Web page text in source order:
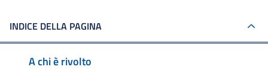
INDICE DELLA PAGINA
A chi è rivolto